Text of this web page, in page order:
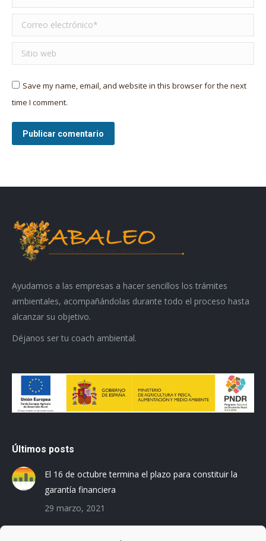
Correo electrónico *
Sitio web
Save my name, email, and website in this browser for the next
time I comment.
Publicar comentario
Ayudamos a las empresas a hacer sencillos los trámites
ambientales, acompañándolas durante todo el proceso hasta
alcanzar su objetivo.
Déjanos ser tu coach ambiental.
Últimos posts
El 16 de octubre termina el plazo para constituir la
garantía financiera
29 marzo, 2021